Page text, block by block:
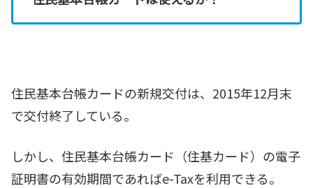
住民基本台帳カードの新規交付は、2015年12月末
で交付終了している。
しかし、住民基本台帳カード（住基カード）の電子
証明書の有効期間であればe-Taxを利用できる。